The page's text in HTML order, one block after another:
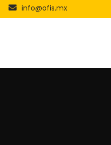
info@ofis.mx